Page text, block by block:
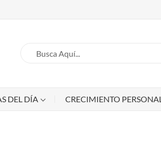
DEL DÍA CRECIMIENTO PERSONAL